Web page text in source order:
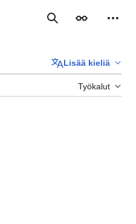
Haku Ulkoasu
Lisää kieliä
Työkalut